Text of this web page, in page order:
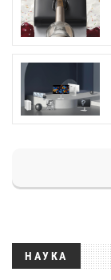
НАУКА